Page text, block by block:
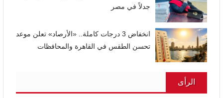
جدلاً في مصر
انخفاض 3 درجات كاملة.. «الأرصاد» تعلن موعد
تحسن الطقس في القاهرة والمحافظات
الرأى